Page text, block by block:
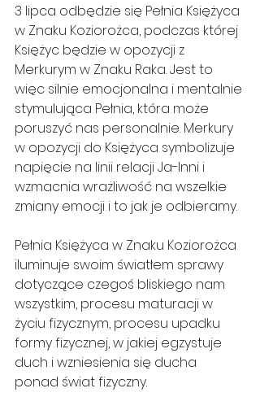
3 lipca odbędzie się Pełnia Księżyca
w Znaku Koziorożca, podczas której
Księżyc będzie w opozycji z
Merkurym w Znaku Raka. Jest to
więc silnie emocjonalna i mentalnie
stymulująca Pełnia, która może
poruszyć nas personalnie. Merkury
w opozycji do Księżyca symbolizuje
napięcie na linii relacji Ja-Inni i
wzmacnia wrażliwość na wszelkie
zmiany emocji i to jak je odbieramy.
Pełnia Księżyca w Znaku Koziorożca
iluminuje swoim światłem sprawy
dotyczące czegoś bliskiego nam
wszystkim, procesu maturacji w
życiu fizycznym, procesu upadku
formy fizycznej, w jakiej egzystuje
duch i wzniesienia się ducha
ponad świat fizyczny.